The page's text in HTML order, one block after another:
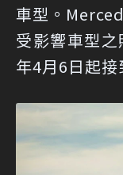
車型。
受影響車型
年4月6日起接